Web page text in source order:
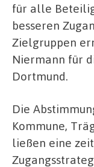
für alle
besseren
Zielgruppen
Niermann für
Dortmund.
Die
Kommune,
ließen eine